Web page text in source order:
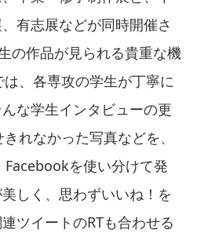
有志展などが同時開催さ
の作品が見られる貴重な機
、各専攻の学生が丁寧に
な学生インタビューの更
れなかった写真などを、
を使い分けて発
しく、思わずいいね！を
ツイートのRTも合わせる